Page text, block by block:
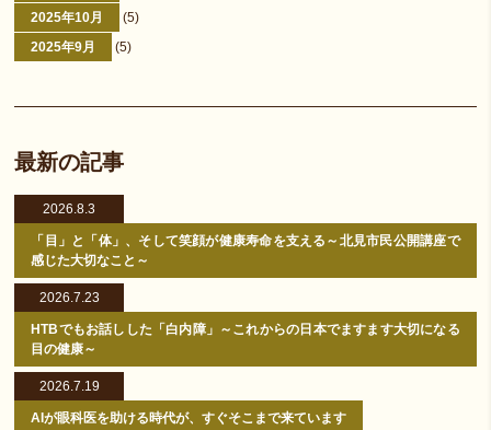
2025年10月
(5)
2025年9月
(5)
最新の記事
2026.8.3
「目」と「体」、そして笑顔が健康寿命を支える～北見市民公開講座で
感じた大切なこと～
2026.7.23
HTBでもお話しした「白内障」～これからの日本でますます大切になる
目の健康～
2026.7.19
AIが眼科医を助ける時代が、すぐそこまで来ています